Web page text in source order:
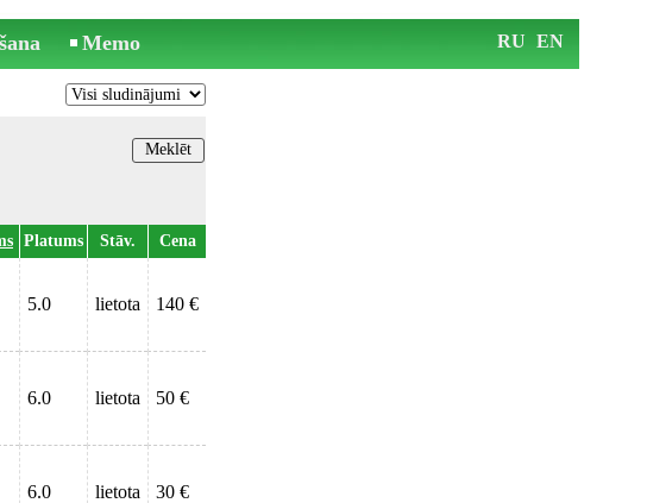
Memo RU EN
Platums Stāv. Cena
5.0 lietota 140 €
6.0 lietota 50 €
6.0 lietota 30 €